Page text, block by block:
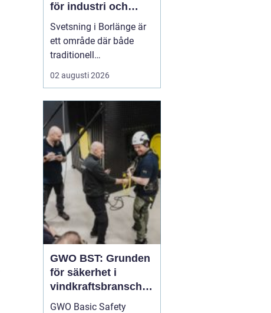
för industri och
konstruktion
Svetsning i Borlänge är
ett område där både
traditionell
verkstadsindustri och
moderna
möts. I takt med att
kraven på hållbara
lösningar och hög
produktionssäkerhet ö...
02 augusti 2026
GWO BST: Grunden
för säkerhet i
vindkraftsbransche
n
GWO Basic Safety